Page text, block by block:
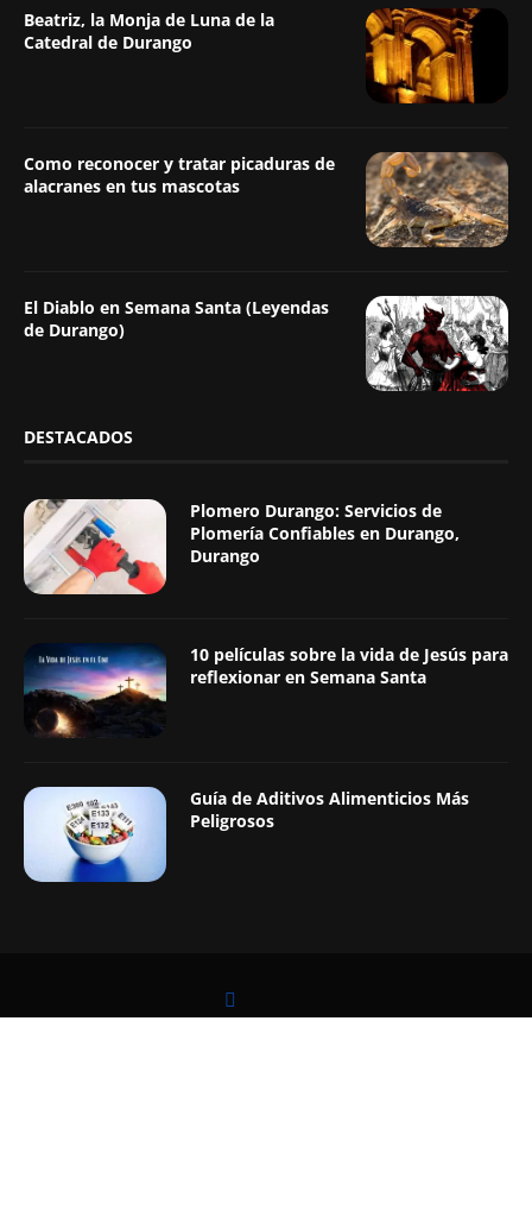
Beatriz, la Monja de Luna de la
Catedral de Durango
Como reconocer y tratar picaduras de
alacranes en tus mascotas
El Diablo en Semana Santa (Leyendas
de Durango)
DESTACADOS
Plomero Durango: Servicios de
Plomería Confiables en Durango,
Durango
10 películas sobre la vida de Jesús para
reflexionar en Semana Santa
Guía de Aditivos Alimenticios Más
Peligrosos